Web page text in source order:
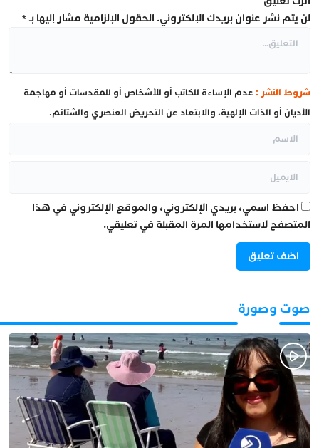
لن يتم نشر عنوان بريدك الإلكتروني. الحقول الإلزامية مشار إليها بـ*
شروط النشر : عدم الإساءة للكاتب أو للأشخاص أو للمقدسات أو مهاجمة
الأديان أو الذات الإلهية، والابتعاد عن التحريض العنصري والشتائم.
احفظ اسمي، بريدي الإلكتروني، والموقع الإلكتروني في هذا
المتصفح لاستخدامها المرة المقبلة في تعليقي.
صوت وصورة